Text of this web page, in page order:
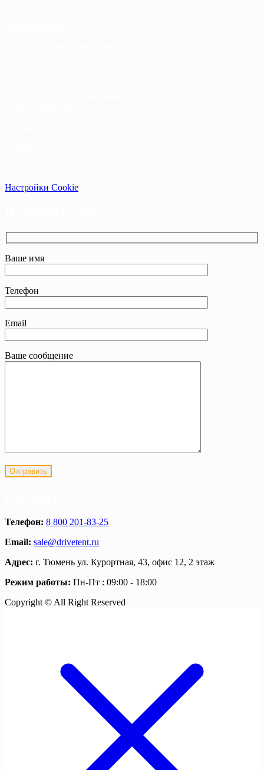
Настройки Cookie
Ваше имя
Телефон
Email
Ваше сообщение
Телефон: 8 800 201-83-25
Email: sale@drivetent.ru
Адрес: г. Тюмень ул. Курортная, 43, офис 12, 2 этаж
Режим работы: Пн-Пт : 09:00 - 18:00
Copyright © All Right Reserved